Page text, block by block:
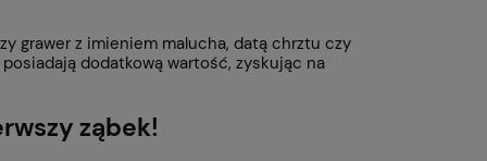
grawer z imieniem malucha, datą chrztu czy
dodatkową wartość, zyskując na
ząbek!